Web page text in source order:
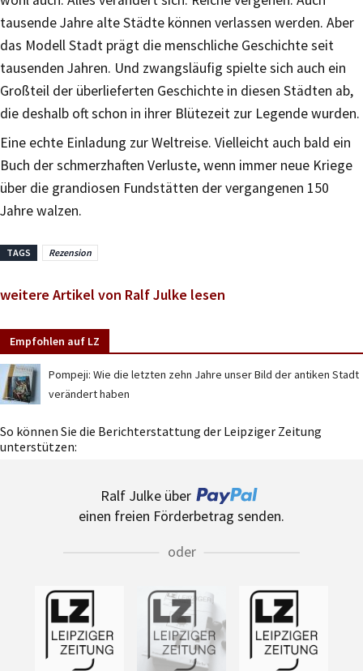
tausende Jahre alte Städte können verlassen werden. Aber
das Modell Stadt prägt die menschliche Geschichte seit
tausenden Jahren. Und zwangsläufig spielte sich auch ein
Großteil der überlieferten Geschichte in diesen Städten ab,
die deshalb oft schon in ihrer Blütezeit zur Legende wurden.
Eine echte Einladung zur Weltreise. Vielleicht auch bald ein
Buch der schmerzhaften Verluste, wenn immer neue Kriege
über die grandiosen Fundstätten der vergangenen 150
Jahre walzen.
TAGS Rezension
weitere Artikel von Ralf Julke lesen
Empfohlen auf LZ
Pompeji: Wie die letzten zehn Jahre unser Bild der antiken Stadt
verändert haben
So können Sie die Berichterstattung der Leipziger Zeitung
unterstützen:
Ralf Julke über
einen freien Förderbetrag senden.
oder